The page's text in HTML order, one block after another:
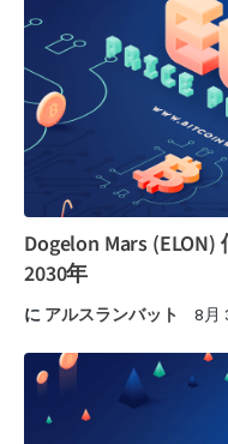
Dogelon Mars (ELON)
2030年
に アルスランバット 8月